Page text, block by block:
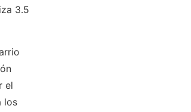
3.5
el
los